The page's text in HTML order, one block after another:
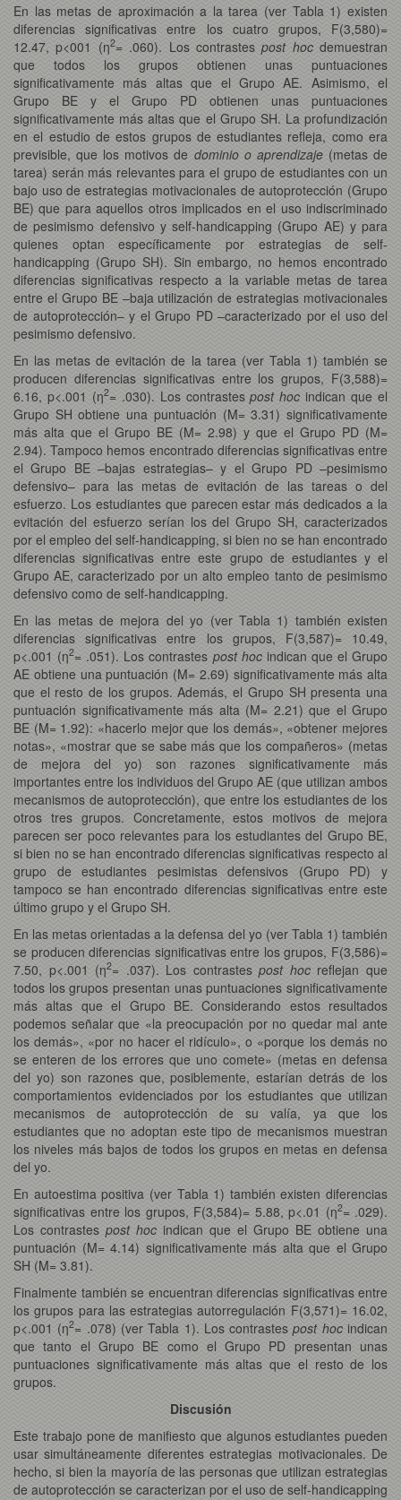
En las metas de aproximación a la tarea (ver Tabla 1) existen
diferencias significativas entre los cuatro grupos, F(3,580)=
12.47, p<001 (η2= .060). Los contrastespost hocdemuestran
que todos los grupos obtienen unas puntuaciones
significativamente más altas que el Grupo AE. Asimismo, el
Grupo BE y el Grupo PD obtienen unas puntuaciones
significativamente más altas que el Grupo SH. La profundización
en el estudio de estos grupos de estudiantes refleja, como era
previsible, que los motivos de dominio o aprendizaje(metas de
tarea) serán más relevantes para el grupo de estudiantes con un
bajo uso de estrategias motivacionales de autoprotección (Grupo
BE) que para aquellos otros implicados en el uso indiscriminado
de pesimismo defensivo y self-handicapping (Grupo AE) y para
quienes optan específicamente por estrategias de self-
handicapping (Grupo SH). Sin embargo, no hemos encontrado
diferencias significativas respecto a la variable metas de tarea
entre el Grupo BE –baja utilización de estrategias motivacionales
de autoprotección– y el Grupo PD –caracterizado por el uso del
pesimismo defensivo.
En las metas de evitación de la tarea (ver Tabla 1) también se
producen diferencias significativas entre los grupos, F(3,588)=
6.16, p<.001 (η2= .030). Los contrastespost hoc indican que el
Grupo SH obtiene una puntuación (M= 3.31) significativamente
más alta que el Grupo BE (M= 2.98) y que el Grupo PD (M=
2.94). Tampoco hemos encontrado diferencias significativas entre
el Grupo BE –bajas estrategias– y el Grupo PD –pesimismo
defensivo– para las metas de evitación de las tareas o del
esfuerzo. Los estudiantes que parecen estar más dedicados a la
evitación del esfuerzo serían los del Grupo SH, caracterizados
por el empleo del self-handicapping, si bien no se han encontrado
diferencias significativas entre este grupo de estudiantes y el
Grupo AE, caracterizado por un alto empleo tanto de pesimismo
defensivo como de self-handicapping.
En las metas de mejora del yo (ver Tabla 1) también existen
diferencias significativas entre los grupos, F(3,587)= 10.49,
p<.001 (η2= .051). Los contrastes post hocindican que el Grupo
AE obtiene una puntuación (M= 2.69) significativamente más alta
que el resto de los grupos. Además, el Grupo SH presenta una
puntuación significativamente más alta (M= 2.21) que el Grupo
BE (M= 1.92): «hacerlo mejor que los demás», «obtener mejores
notas», «mostrar que se sabe más que los compañeros» (metas
de mejora del yo) son razones significativamente más
importantes entre los individuos del Grupo AE (que utilizan ambos
mecanismos de autoprotección), que entre los estudiantes de los
otros tres grupos. Concretamente, estos motivos de mejora
parecen ser poco relevantes para los estudiantes del Grupo BE,
si bien no se han encontrado diferencias significativas respecto al
grupo de estudiantes pesimistas defensivos (Grupo PD) y
tampoco se han encontrado diferencias significativas entre este
último grupo y el Grupo SH.
En las metas orientadas a la defensa del yo (ver Tabla 1) también
se producen diferencias significativas entre los grupos, F(3,586)=
7.50, p<.001 (η2= .037). Los contrastespost hocreflejan que
todos los grupos presentan unas puntuaciones significativamente
más altas que el Grupo BE. Considerando estos resultados
podemos señalar que «la preocupación por no quedar mal ante
los demás», «por no hacer el ridículo», o «porque los demás no
se enteren de los errores que uno comete» (metas en defensa
del yo) son razones que, posiblemente, estarían detrás de los
comportamientos evidenciados por los estudiantes que utilizan
mecanismos de autoprotección de su valía, ya que los
estudiantes que no adoptan este tipo de mecanismos muestran
los niveles más bajos de todos los grupos en metas en defensa
del yo.
En autoestima positiva (ver Tabla 1) también existen diferencias
significativas entre los grupos, F(3,584)= 5.88, p<.01 (η2= .029).
Los contrastes post hoc indican que el Grupo BE obtiene una
puntuación (M= 4.14) significativamente más alta que el Grupo
SH (M= 3.81).
Finalmente también se encuentran diferencias significativas entre
los grupos para las estrategias autorregulación F(3,571)= 16.02,
p<.001 (η2= .078) (ver Tabla 1). Los contrastespost hocindican
que tanto el Grupo BE como el Grupo PD presentan unas
puntuaciones significativamente más altas que el resto de los
grupos.
Discusión
Este trabajo pone de manifiesto que algunos estudiantes pueden
usar simultáneamente diferentes estrategias motivacionales. De
hecho, si bien la mayoría de las personas que utilizan estrategias
de autoprotección se caracterizan por el uso de self-handicapping